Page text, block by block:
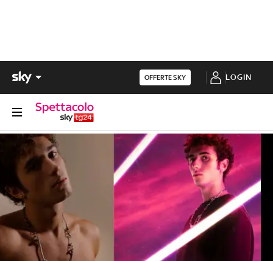
OFFERTE SKY LOGIN